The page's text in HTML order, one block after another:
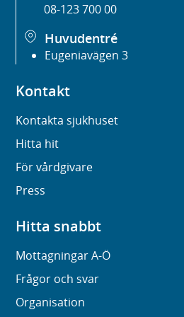
08-123 700 00
Huvudentré
Eugeniavägen 3
Kontakt
Kontakta sjukhuset
Hitta hit
För vårdgivare
Press
Hitta snabbt
Mottagningar A-Ö
Frågor och svar
Organisation